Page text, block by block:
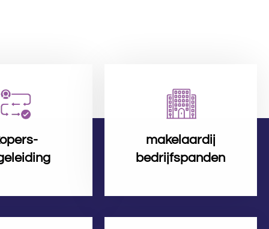
makelaardij
bedrijfspanden